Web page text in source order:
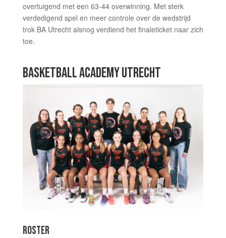
overtuigend met een 63-44 overwinning. Met sterk
verdedigend spel en meer controle over de wedstrijd
trok BA Utrecht alsnog verdiend het finaleticket naar zich
toe.
BASKETBALL ACADEMY UTRECHT
ROSTER